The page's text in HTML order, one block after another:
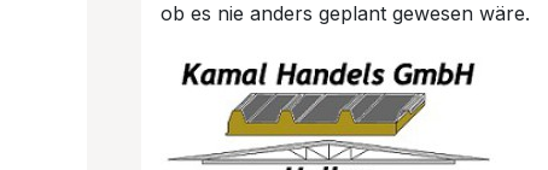
ob es nie anders geplant gewesen wäre.